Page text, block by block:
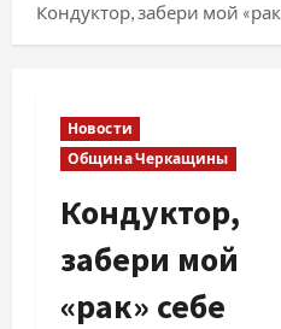
Кондуктор, забери мой
Новости
Община Черкащины
Кондуктор,
забери мой
«рак» себе